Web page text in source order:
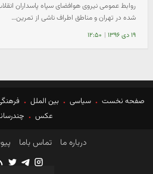
روابط عمومی نیروی هوافضای سپاه پاسداران
شده در تهران و مناطق اطراف ناشی از تمرین…
۱۹ دی ۱۳۹۶ | ۱۲:۵۰
صفحه نخست سیاسی بین الملل
عکس
درباره ما تماس باما